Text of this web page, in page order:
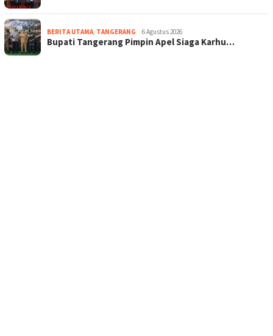
BERITA UTAMA, TANGERANG 6 Agustus 2026
Bupati Tangerang Pimpin Apel Siaga Karhu…